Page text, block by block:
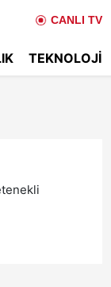
CANLI TV
TEKNOLOJI